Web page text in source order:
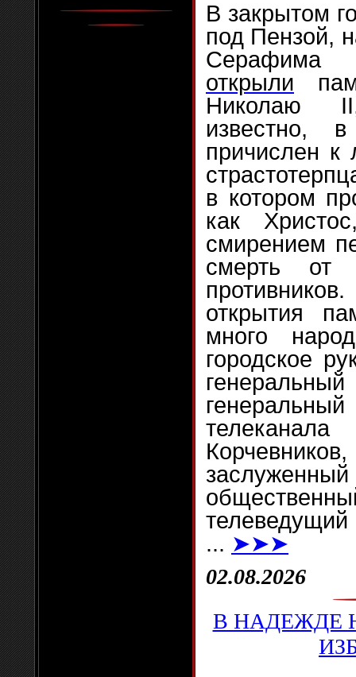
В закрытом
под Пензой,
открыли
Николаю
известно,
причислен к
в котором
как
смирением
смерть от
открытия
много
городское
... ➤➤➤
02.08.2026
В НАДЕЖДЕ